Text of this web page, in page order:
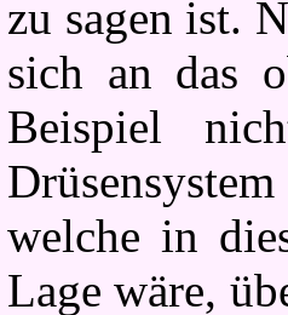
zu sagen ist.
sich an das
Beispiel
welche in
Lage wäre,